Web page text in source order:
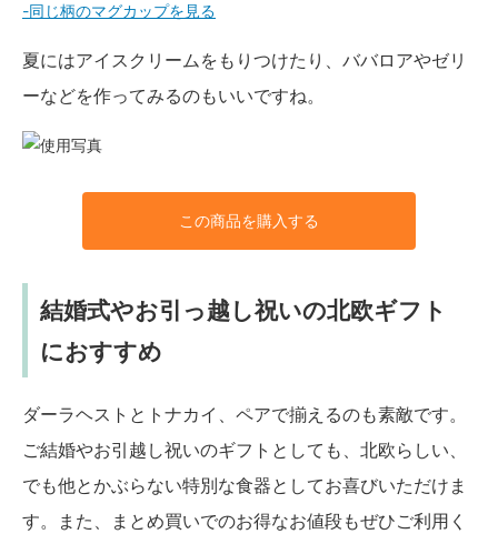
-同じ柄のマグカップを見る
夏にはアイスクリームをもりつけたり、ババロアやゼリ
ーなどを作ってみるのもいいですね。
この商品を購入する
結婚式やお引っ越し祝いの北欧ギフト
におすすめ
ダーラヘストとトナカイ、ペアで揃えるのも素敵です。
ご結婚やお引越し祝いのギフトとしても、北欧らしい、
でも他とかぶらない特別な食器としてお喜びいただけま
す。また、まとめ買いでのお得なお値段もぜひご利用く